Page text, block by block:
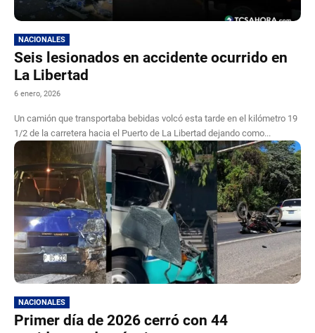
NACIONALES
Seis lesionados en accidente ocurrido en
La Libertad
6 enero, 2026
Un camión que transportaba bebidas volcó esta tarde en el kilómetro 19
1/2 de la carretera hacia el Puerto de La Libertad dejando como...
NACIONALES
Primer día de 2026 cerró con 44